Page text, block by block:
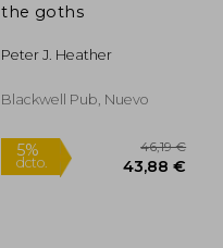
the goths
Peter J. Heather
Blackwell Pub, Nuevo